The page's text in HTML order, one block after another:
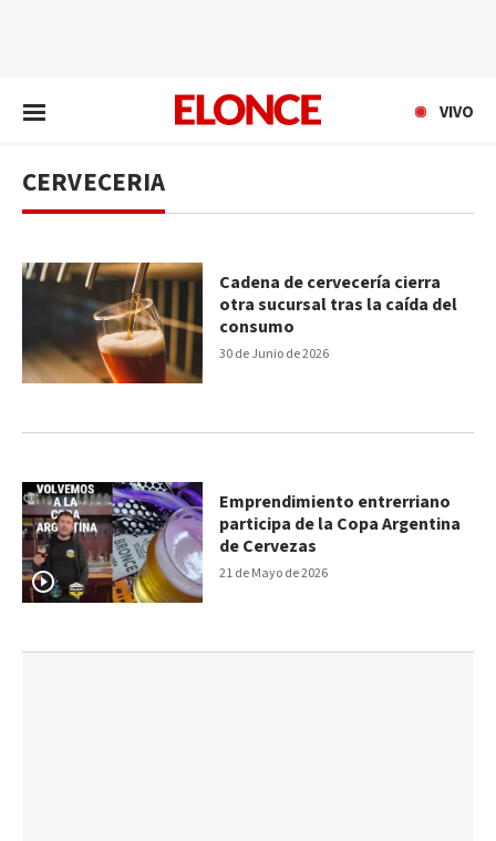
VIVO
CERVECERIA
30 de Junio de 2026
Cadena de cervecería cierra
otra sucursal tras la caída del
consumo
21 de Mayo de 2026
Emprendimiento entrerriano
participa de la Copa Argentina
de Cervezas